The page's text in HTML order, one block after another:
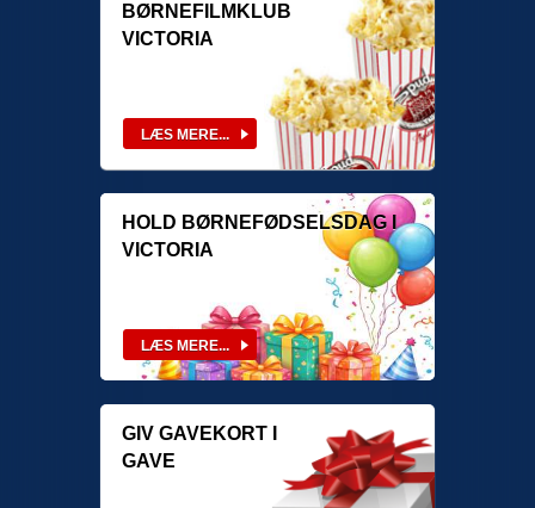
BØRNEFILMKLUB
VICTORIA
HOLD BØRNEFØDSELSDAG I
VICTORIA
GIV GAVEKORT I
GAVE